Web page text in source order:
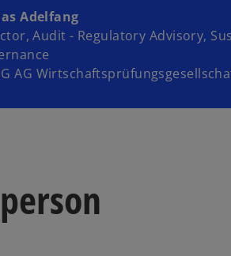
Adelfang
Audit - Regulatory Advisory,
AG